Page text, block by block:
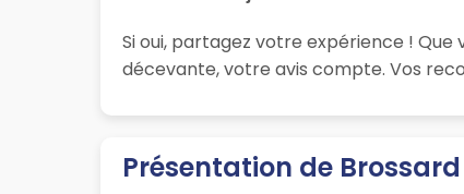
Si oui, partagez votre expérience !
décevante, votre avis compte. Vos
Présentation de